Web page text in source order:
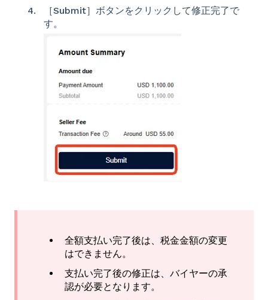
［Submit］ボタンをクリックして修正完了で
す。
全額支払い完了後は、税金金額の変更
はできません。
支払い完了後の修正は、バイヤーの承
認が必要となります。